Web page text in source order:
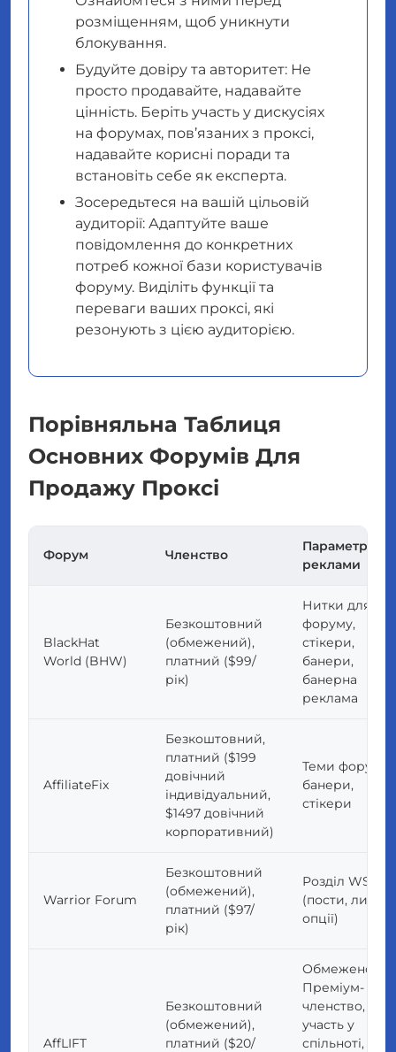
розміщенням, щоб уникнути
блокування.
Будуйте довіру та авторитет: Не
просто продавайте, надавайте
цінність. Беріть участь у дискусіях
на форумах, пов’язаних з проксі,
надавайте корисні поради та
встановіть себе як експерта.
Зосередьтеся на вашій цільовій
аудиторії: Адаптуйте ваше
повідомлення до конкретних
потреб кожної бази користувачів
форуму. Виділіть функції та
переваги ваших проксі, які
резонують з цією аудиторією.
Порівняльна Таблиця
Основних Форумів Для
Продажу Проксі
Форум Членство
Параметри
реклами
BlackHat
World (BHW)
Безкоштовний
(обмежений),
платний ($99/
рік)
Нитки для
форуму,
стікери,
банери,
банерна
реклама
AffiliateFix
Безкоштовний,
платний ($199
довічний
індивідуальний,
$1497 довічний
корпоративний)
Теми форуму,
банери,
стікери
Warrior Forum
Безкоштовний
(обмежений),
платний ($97/
рік)
Розділ WSO
(пости, липкі
опції)
AffLIFT
Безкоштовний
(обмежений),
платний ($20/
Обмежено:
Преміум-
членство,
участь у
спільноті,